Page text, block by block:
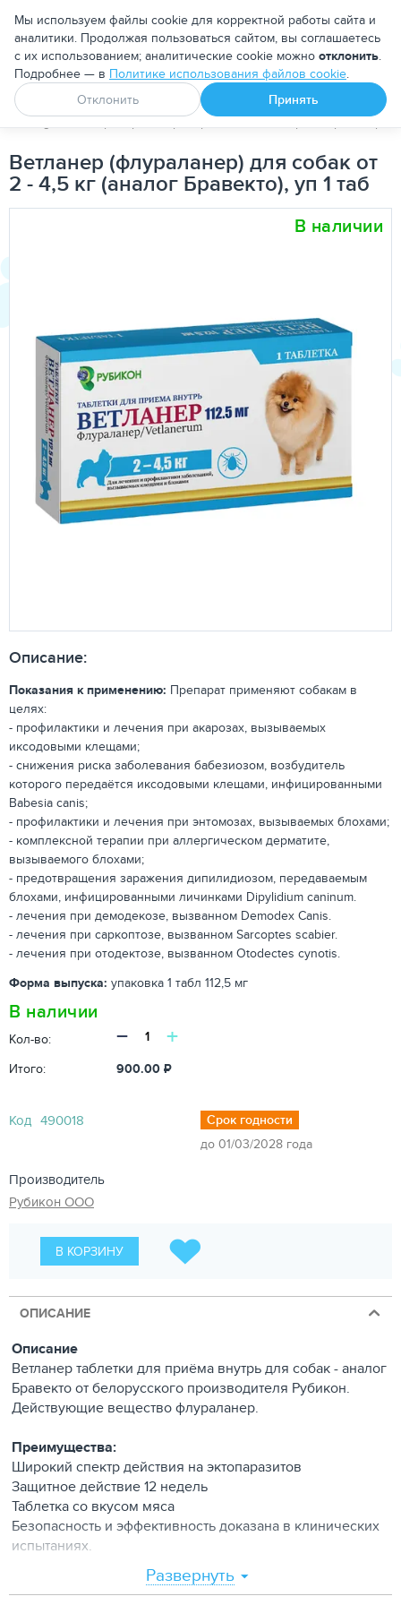
Москва
Апоквел Ветмедин От блох и клещей
PetDog Ветеринарные препараты Антипаразитарные
Ветланер (флураланер) для собак от
2 - 4,5 кг (аналог Бравекто), уп 1 таб
В наличии
Описание:
Показания к применению: Препарат применяют собакам в
целях:
- профилактики и лечения при акарозах, вызываемых
иксодовыми клещами;
- снижения риска заболевания бабезиозом, возбудитель
которого передаётся иксодовыми клещами, инфицированными
Babesia canis;
- профилактики и лечения при энтомозах, вызываемых блохами;
- комплексной терапии при аллергическом дерматите,
вызываемого блохами;
- предотвращения заражения дипилидиозом, передаваемым
блохами, инфицированными личинками Dipylidium caninum.
- лечения при демодекозе, вызванном Demodex Canis.
- лечения при саркоптозе, вызванном Sarcoptes scabier.
- лечения при отодектозе, вызванном Otodectes cynotis.
Форма выпуска: упаковка 1 табл 112,5 мг
В наличии
Кол-во: − +
Итого: 900.00 ₽
Код 490018
Срок годности
до 01/03/2028 года
Производитель
Рубикон ООО
В КОРЗИНУ
ОПИСАНИЕ
Описание
Ветланер таблетки для приёма внутрь для собак - аналог
Бравекто от белорусского производителя Рубикон.
Действующие вещество флураланер.
Преимущества:
Широкий спектр действия на эктопаразитов
Защитное действие 12 недель
Таблетка со вкусом мяса
Безопасность и эффективность доказана в клинических
испытаниях.
Развернуть
Мы используем файлы cookie для корректной работы сайта и
аналитики. Продолжая пользоваться сайтом, вы соглашаетесь
с их использованием; аналитические cookie можно отклонить.
Подробнее — в Политике использования файлов cookie.
Отклонить
Принять